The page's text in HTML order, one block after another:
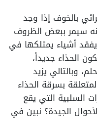
بالخوف إذا وجد
سيمر ببعض الظروف
أشياء يمتلكها في
الحذاء جديداً،
وبالتالي يزيد
بسرقة الحذاء
السلبية التي يقع
الجيدة؟ نبين في